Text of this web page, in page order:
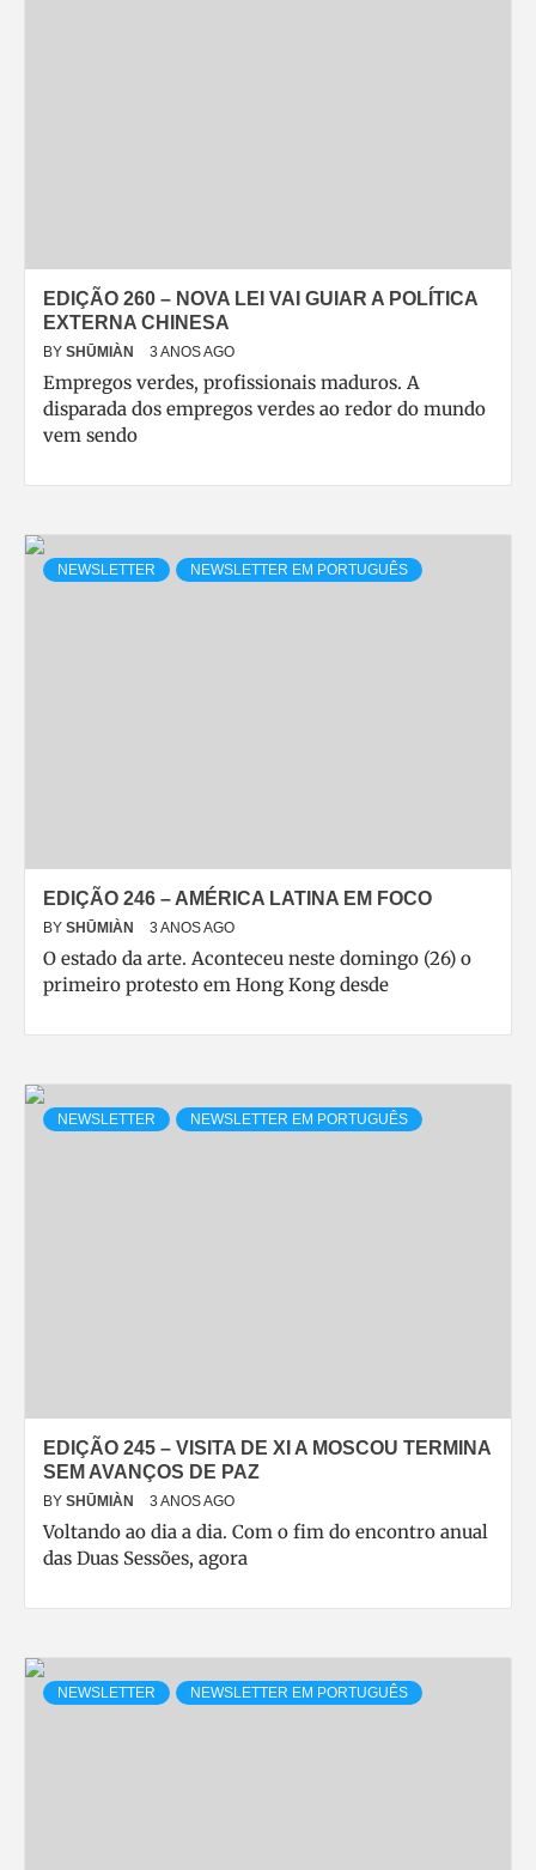
EDIÇÃO 260 – NOVA LEI VAI GUIAR A POLÍTICA
EXTERNA CHINESA
BY SHŪMIÀN 3 ANOS AGO
Empregos verdes, profissionais maduros. A
disparada dos empregos verdes ao redor do mundo
vem sendo
NEWSLETTER NEWSLETTER EM PORTUGUÊS
EDIÇÃO 246 – AMÉRICA LATINA EM FOCO
BY SHŪMIÀN 3 ANOS AGO
O estado da arte. Aconteceu neste domingo (26) o
primeiro protesto em Hong Kong desde
NEWSLETTER NEWSLETTER EM PORTUGUÊS
EDIÇÃO 245 – VISITA DE XI A MOSCOU TERMINA
SEM AVANÇOS DE PAZ
BY SHŪMIÀN 3 ANOS AGO
Voltando ao dia a dia. Com o fim do encontro anual
das Duas Sessões, agora
NEWSLETTER NEWSLETTER EM PORTUGUÊS